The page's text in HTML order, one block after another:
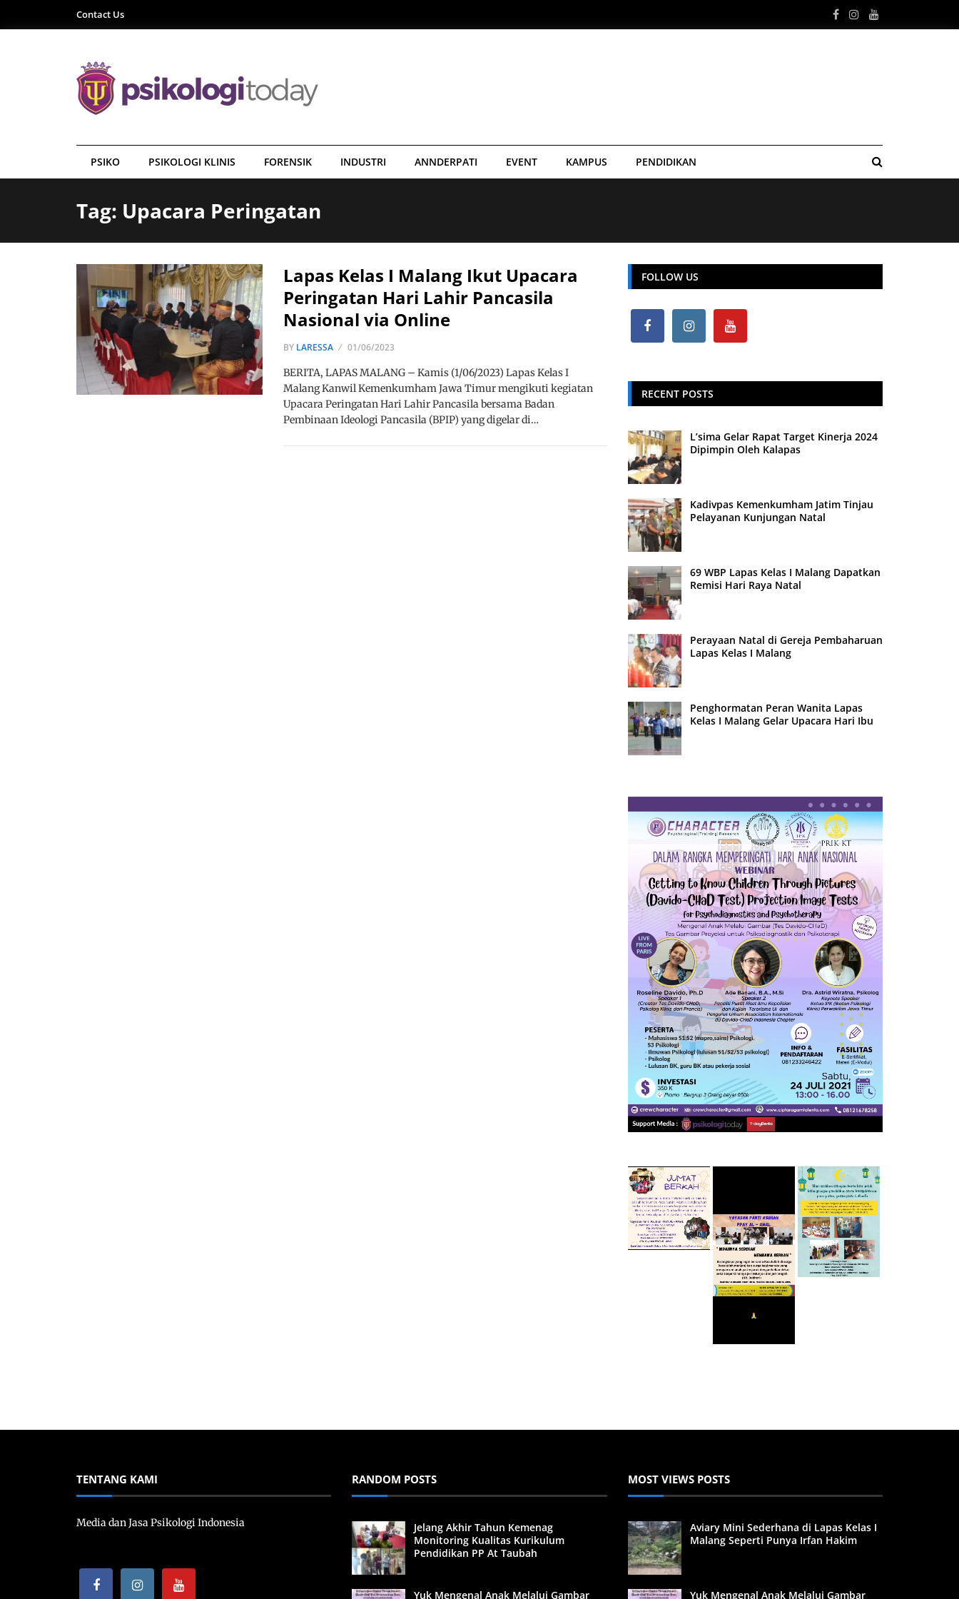
Contact Us
PSIKO PSIKOLOGI KLINIS FORENSIK INDUSTRI ANNDERPATI EVENT KAMPUS PENDIDIKAN
Tag: Upacara Peringatan
Lapas Kelas I Malang Ikut Upacara
Peringatan Hari Lahir Pancasila
Nasional via Online
BY LARESSA 01/06/2023
BERITA, LAPAS MALANG – Kamis (1/06/2023) Lapas Kelas I
Malang Kanwil Kemenkumham Jawa Timur mengikuti kegiatan
Upacara Peringatan Hari Lahir Pancasila bersama Badan
Pembinaan Ideologi Pancasila (BPIP) yang digelar di…
FOLLOW US
RECENT POSTS
L’sima Gelar Rapat Target Kinerja 2024
Dipimpin Oleh Kalapas
Kadivpas Kemenkumham Jatim Tinjau
Pelayanan Kunjungan Natal
69 WBP Lapas Kelas I Malang Dapatkan
Remisi Hari Raya Natal
Perayaan Natal di Gereja Pembaharuan
Lapas Kelas I Malang
Penghormatan Peran Wanita Lapas
Kelas I Malang Gelar Upacara Hari Ibu
TENTANG KAMI
Media dan Jasa Psikologi Indonesia
RANDOM POSTS
Jelang Akhir Tahun Kemenag
Monitoring Kualitas Kurikulum
Pendidikan PP At Taubah
Yuk Mengenal Anak Melalui Gambar
MOST VIEWS POSTS
Aviary Mini Sederhana di Lapas Kelas I
Malang Seperti Punya Irfan Hakim
Yuk Mengenal Anak Melalui Gambar